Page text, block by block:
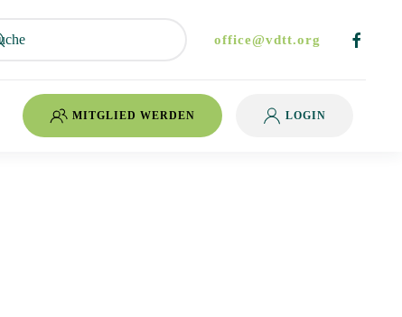
office@vdtt.org
MITGLIED WERDEN LOGIN